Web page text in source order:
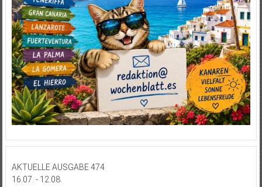
AKTUELLE AUSGABE 474
16.07. - 12.08.